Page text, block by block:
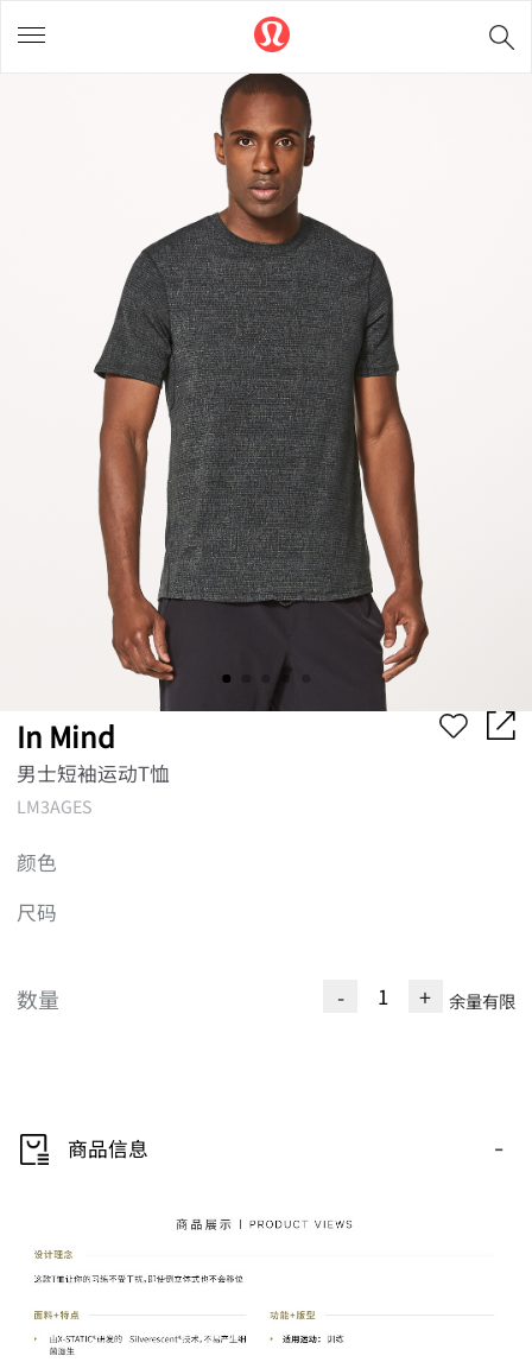
In Mind
男士短袖运动T恤
LM3AGES
颜色
尺码
数量 - + 余量有限
商品信息 -